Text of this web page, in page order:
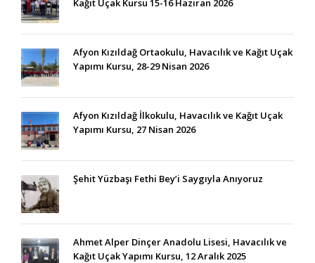
Afyon Kızıldağ Ortaokulu, Havacılık ve Kağıt Uçak
Yapımı Kursu, 28-29 Nisan 2026
Afyon Kızıldağ İlkokulu, Havacılık ve Kağıt Uçak
Yapımı Kursu, 27 Nisan 2026
Şehit Yüzbaşı Fethi Bey’i Saygıyla Anıyoruz
Ahmet Alper Dinçer Anadolu Lisesi, Havacılık ve
Kağıt Uçak Yapımı Kursu, 12 Aralık 2025